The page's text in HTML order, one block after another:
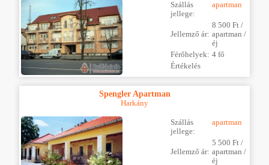
Szállás
jellege:
apartman
Jellemző ár:
8 500 Ft /
apartman /
éj
Férőhelyek: 4 fő
Értékelés
Spengler Apartman
Harkány
Szállás
jellege:
apartman
Jellemző ár:
5 500 Ft /
apartman /
éj